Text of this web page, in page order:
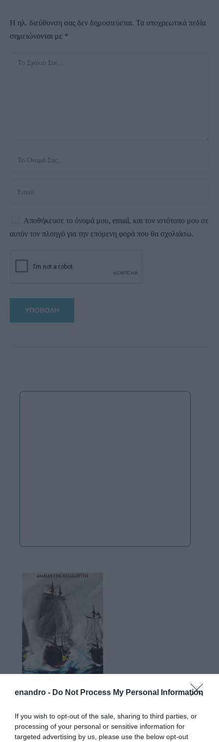
enandro - Do Not Process My Personal Information
If you wish to opt-out of the sale, sharing to third parties, or
processing of your personal or sensitive information for
targeted advertising by us, please use the below opt-out
Η ηλ. διεύθυνση σας δεν δημοσιεύεται. Τα υποχρεωτικά πεδία
σημειώνονται με *
Αποθήκευσε το όνομά μου, email, και τον ιστότοπο μου σε
αυτόν τον πλοηγό για την επόμενη φορά που θα σχολιάσω.